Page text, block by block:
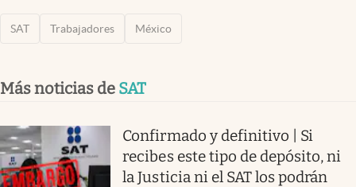
SAT Trabajadores México
Más noticias de SAT
Confirmado y definitivo | Si
recibes este tipo de depósito, ni
la Justicia ni el SAT los podrán